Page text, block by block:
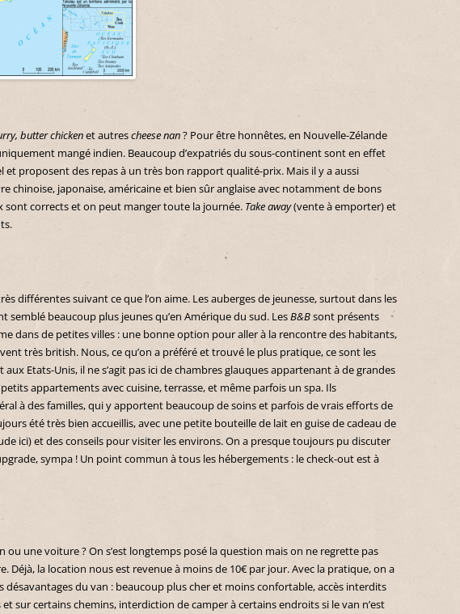
butter chickenet autrescheese nan? Pour être honnêtes, en Nouvelle-Zélande
mangé indien. Beaucoup d’expatriés du sous-continent sont en effet
et proposent des repas à un très bon rapport qualité-prix. Mais il y a aussi
chinoise, japonaise, américaine et bien sûr anglaise avec notamment de bons
sont corrects et on peut manger toute la journée. Take away(vente à emporter) et
différentes suivant ce que l’on aime. Les auberges de jeunesse, surtout dans les
semblé beaucoup plus jeunes qu’en Amérique du sud. LesB&Bsont présents
dans de petites villes : une bonne option pour aller à la rencontre des habitants,
très british. Nous, ce qu’on a préféré et trouvé le plus pratique, ce sont les
Etats-Unis, il ne s’agit pas ici de chambres glauques appartenant à de grandes
appartements avec cuisine, terrasse, et même parfois un spa. Ils
à des familles, qui y apportent beaucoup de soins et parfois de vrais efforts de
été très bien accueillis, avec une petite bouteille de lait en guise de cadeau de
ici) et des conseils pour visiter les environs. On a presque toujours pu discuter
sympa ! Un point commun à tous les hébergements : le check-out est à
ou une voiture ? On s’est longtemps posé la question mais on ne regrette pas
Déjà, la location nous est revenue à moins de 10€ par jour. Avec la pratique, on a
du van : beaucoup plus cher et moins confortable, accès interdits
et sur certains chemins, interdiction de camper à certains endroits si le van n’est